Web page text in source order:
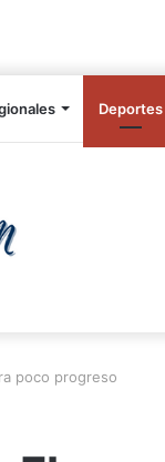
Deportes
poco progreso